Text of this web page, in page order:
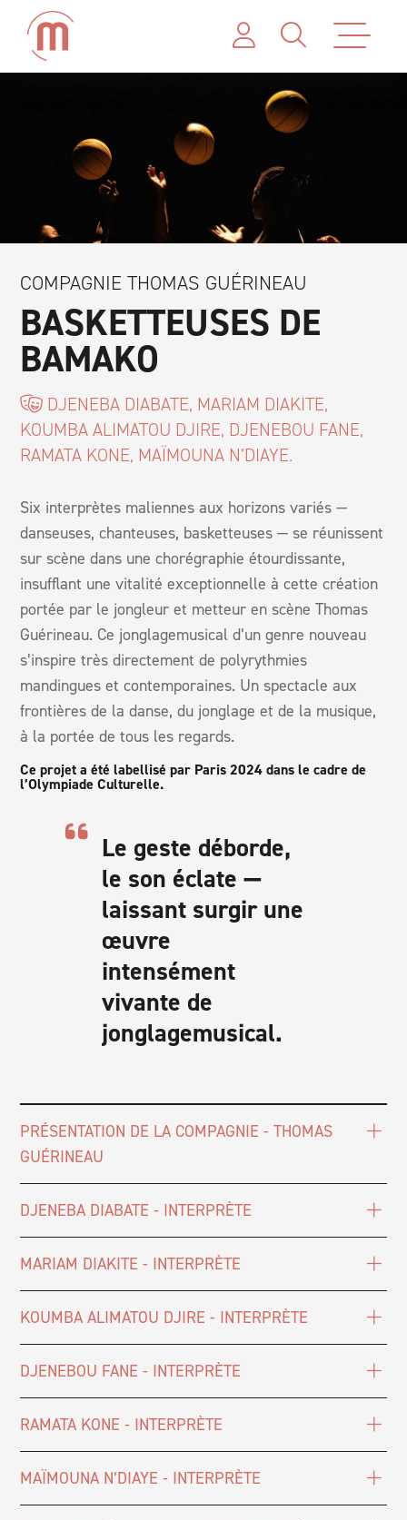
COMPAGNIE THOMAS GUÉRINEAU
BASKETTEUSES DE
BAMAKO
DJENEBA DIABATE, MARIAM DIAKITE,
KOUMBA ALIMATOU DJIRE, DJENEBOU FANE,
RAMATA KONE, MAÏMOUNA N’DIAYE.
Six interprètes maliennes aux horizons variés —
danseuses, chanteuses, basketteuses — se réunissent
sur scène dans une chorégraphie étourdissante,
insufflant une vitalité exceptionnelle à cette création
portée par le jongleur et metteur en scène Thomas
Guérineau. Ce jonglagemusical d’un genre nouveau
s’inspire très directement de polyrythmies
mandingues et contemporaines. Un spectacle aux
frontières de la danse, du jonglage et de la musique,
à la portée de tous les regards.
Ce projet a été labellisé par Paris 2024 dans le cadre de
l’Olympiade Culturelle.
Le geste déborde,
le son éclate —
laissant surgir une
œuvre
intensément
vivante de
jonglagemusical.
PRÉSENTATION DE LA COMPAGNIE - THOMAS
GUÉRINEAU
DJENEBA DIABATE - INTERPRÈTE
MARIAM DIAKITE - INTERPRÈTE
KOUMBA ALIMATOU DJIRE - INTERPRÈTE
DJENEBOU FANE - INTERPRÈTE
RAMATA KONE - INTERPRÈTE
MAÏMOUNA N’DIAYE - INTERPRÈTE